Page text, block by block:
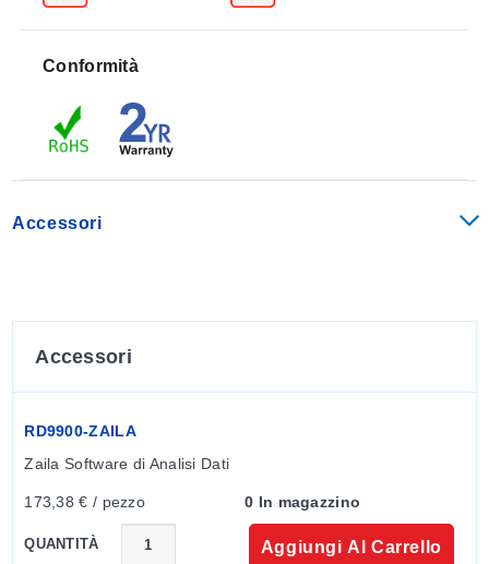
Conformità
Accessori
Accessori
RD9900-ZAILA
Zaila Software di Analisi Dati
173,38 € / pezzo 0 In magazzino
QUANTITÀ Aggiungi Al Carrello